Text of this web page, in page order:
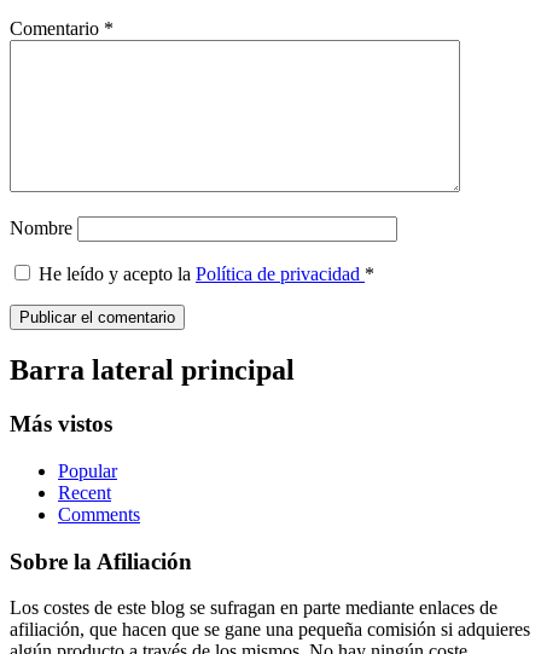
Comentario *
Nombre
He leído y acepto la Política de privacidad *
Barra lateral principal
Más vistos
Popular
Recent
Comments
Sobre la Afiliación
Los costes de este blog se sufragan en parte mediante enlaces de
afiliación, que hacen que se gane una pequeña comisión si adquieres